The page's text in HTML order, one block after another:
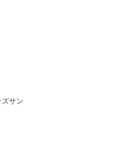
サン